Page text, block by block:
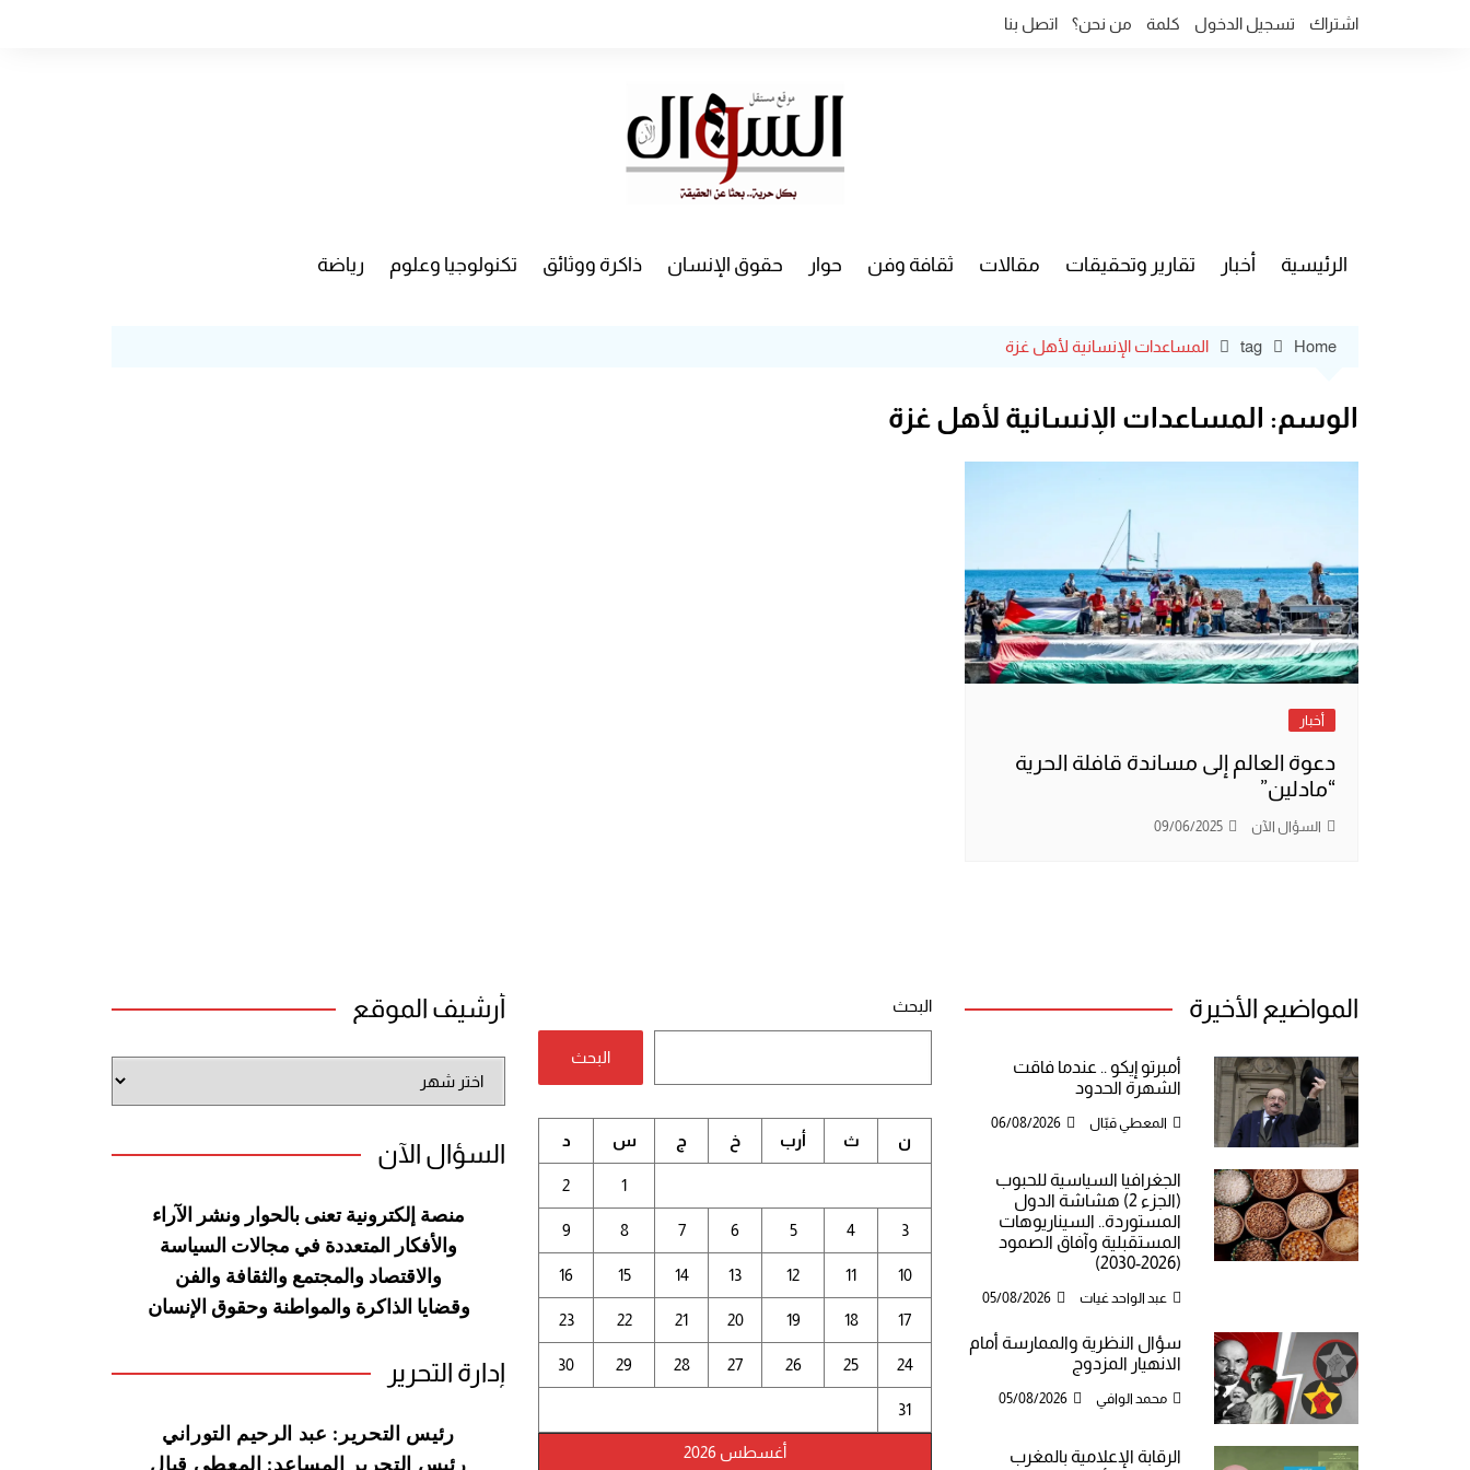
اشتراك تسجيل الدخول كلمة من نحن؟ اتصل بنا
الرئيسية أخبار تقارير وتحقيقات مقالات ثقافة وفن حوار حقوق الإنسان ذاكرة ووثائق تكنولوجيا وعلوم رياضة
Home
tag المساعدات الإنسانية لأهل غزة
الوسم: المساعدات الإنسانية لأهل غزة
أخبار
دعوة العالم إلى مساندة قافلة الحرية
“مادلين”
السؤال الآن 09/06/2025
المواضيع الأخيرة
أمبرتو إيكو .. عندما فاقت
الشهرة الحدود
المعطي قبّال 06/08/2026
الجغرافيا السياسية للحبوب
(الجزء 2) هشاشة الدول
المستوردة.. السيناريوهات
المستقبلية وآفاق الصمود
(2026-2030)
عبد الواحد غيات 05/08/2026
سؤال النظرية والممارسة أمام
الانهيار المزدوج
محمد الوافي 05/08/2026
الرقابة الإعلامية بالمغرب
البحث
البحث
أغسطس 2026
ن ث أرب خ ج س د
1
2
3
4
5
6
7
8
9
10
11
12
13
14
15
16
17
18
19
20
21
22
23
24
25
26
27
28
29
30
31
أرشيف الموقع
الموقع
السؤال الآن
منصة إلكترونية تعنى بالحوار ونشر
الآراء
والأفكار المتعددة في مجالات السياسة
والاقتصاد والمجتمع والثقافة والفن
وقضايا الذاكرة والمواطنة وحقوق الإنسان
إدارة التحرير
رئيس التحرير: عبد الرحيم التوراني
رئيس التحرير المساعد: المعطي قبال